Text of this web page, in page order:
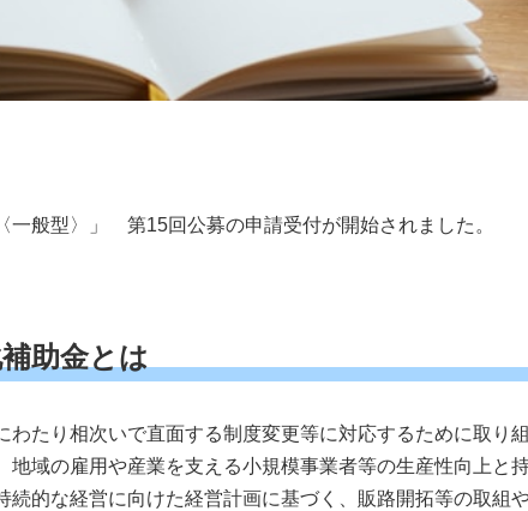
一般型〉」 第15回公募の申請受付が開始されました。
助金とは
わたり相次いで直面する制度変更等に対応するために取り
地域の雇用や産業を支える小規模事業者等の生産性向上と
続的な経営に向けた経営計画に基づく、販路開拓等の取組